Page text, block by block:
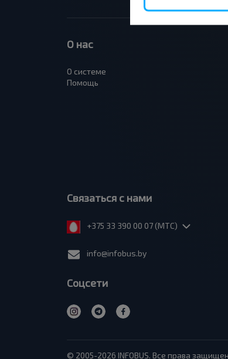
О нас
О системе
Помощь
Связаться с нами
+375 33 390 00 07 (МТС)
info@infobus.by
Соцсети
© 2005-2026 INFOBUS. Все права